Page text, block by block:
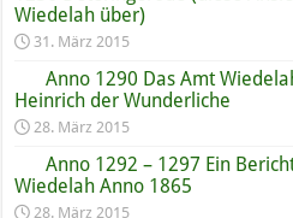
Wiedelah über)
31. März 2015
Anno 1290 Das Amt
Heinrich der Wunderliche
28. März 2015
Anno 1292 – 1297 Ein
Wiedelah Anno 1865
28. März 2015